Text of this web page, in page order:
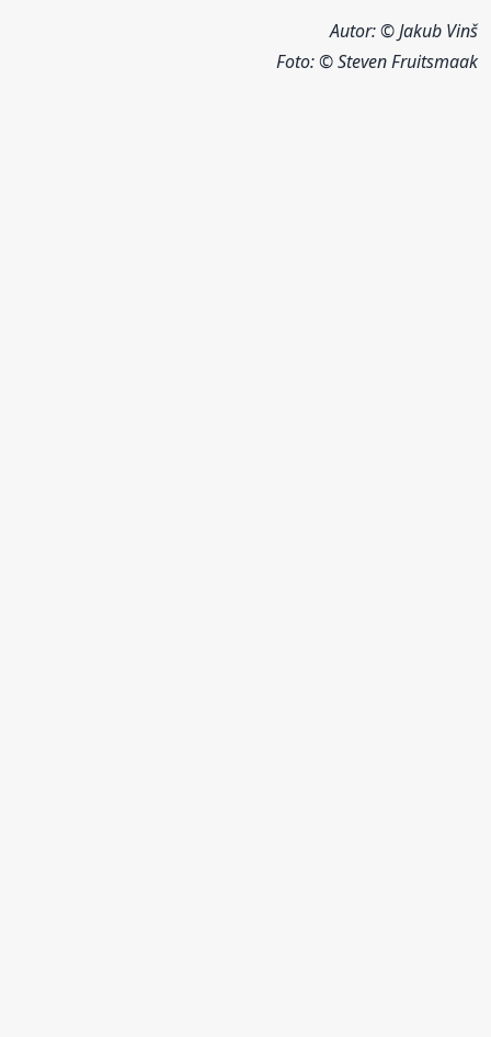
Autor: © Jakub Vinš
Foto:© Steven Fruitsmaak